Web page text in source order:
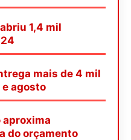
1,4 mil
mais de 4 mil
agosto
aproxima
do orçamento